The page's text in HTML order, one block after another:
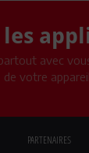
les
avec
votre
PARTENAIRES